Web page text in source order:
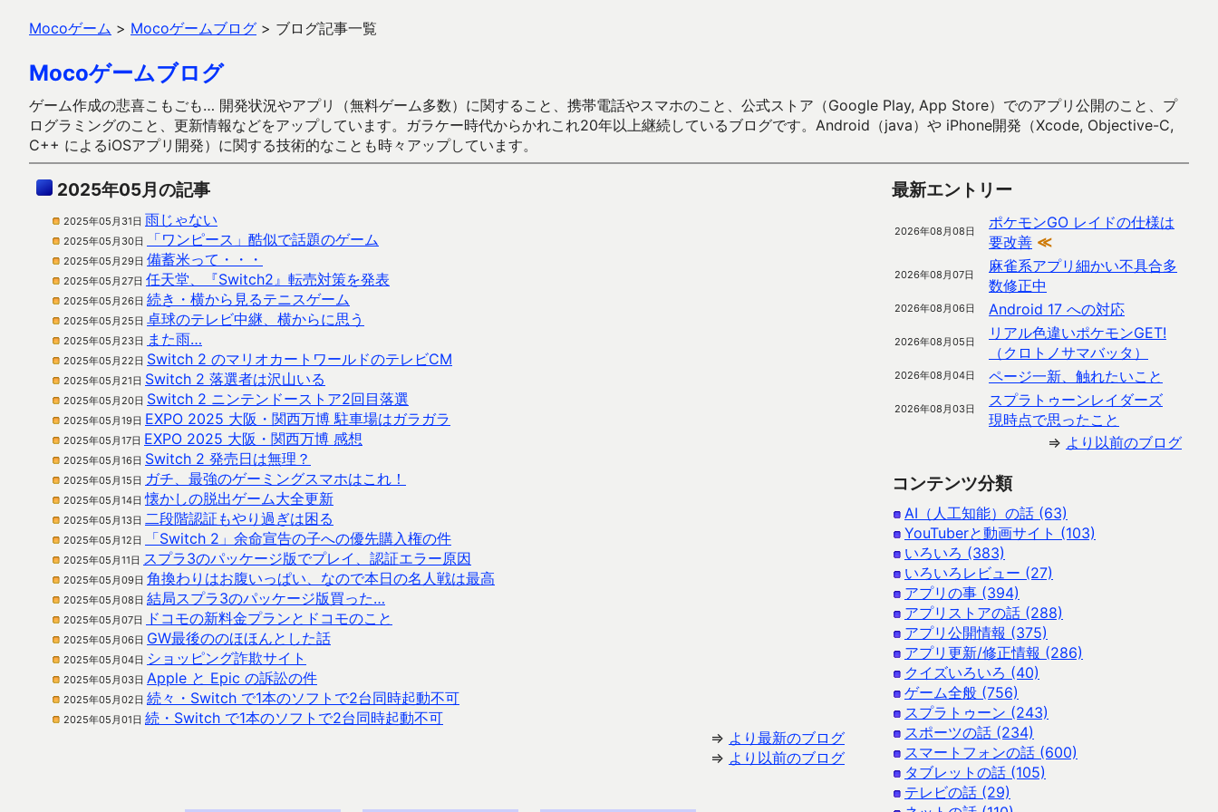
Mocoゲーム > Mocoゲームブログ > ブログ記事一覧
Mocoゲームブログ
ゲーム作成の悲喜こもごも… 開発状況やアプリ（無料ゲーム多数）に関すること、携帯電話やスマホのこと、公式ストア（Google Play, App Store）でのアプリ公開のこと、プ
ログラミングのこと、更新情報などをアップしています。ガラケー時代からかれこれ20年以上継続しているブログです。Android（java）や iPhone開発（Xcode, Objective-C,
C++ によるiOSアプリ開発）に関する技術的なことも時々アップしています。
2025年05月の記事
2025年05月31日 雨じゃない
2025年05月30日 「ワンピース」酷似で話題のゲーム
2025年05月29日 備蓄米って・・・
2025年05月27日 任天堂、『Switch2』転売対策を発表
2025年05月26日 続き・横から見るテニスゲーム
2025年05月25日 卓球のテレビ中継、横からに思う
2025年05月23日 また雨…
2025年05月22日 Switch 2 のマリオカートワールドのテレビCM
2025年05月21日 Switch 2 落選者は沢山いる
2025年05月20日 Switch 2 ニンテンドーストア2回目落選
2025年05月19日 EXPO 2025 大阪・関西万博 駐車場はガラガラ
2025年05月17日 EXPO 2025 大阪・関西万博 感想
2025年05月16日 Switch 2 発売日は無理？
2025年05月15日 ガチ、最強のゲーミングスマホはこれ！
2025年05月14日懐かしの脱出ゲーム大全更新
2025年05月13日 二段階認証もやり過ぎは困る
2025年05月12日 「Switch 2」余命宣告の子への優先購入権の件
2025年05月11日 スプラ3のパッケージ版でプレイ、認証エラー原因
2025年05月09日 角換わりはお腹いっぱい、なので本日の名人戦は最高
2025年05月08日 結局スプラ3のパッケージ版買った…
2025年05月07日 ドコモの新料金プランとドコモのこと
2025年05月06日 GW最後ののほほんとした話
2025年05月04日 ショッピング詐欺サイト
2025年05月03日 Apple と Epic の訴訟の件
2025年05月02日 続々・Switch で1本のソフトで2台同時起動不可
2025年05月01日 続・Switch で1本のソフトで2台同時起動不可
⇒ より最新のブログ
⇒ より以前のブログ
最新エントリー
2026年08月08日
ポケモンGO レイドの仕様は
要改善 ≪
2026年08月07日
麻雀系アプリ細かい不具合多
数修正中
2026年08月06日 Android 17 への対応
2026年08月05日
リアル色違いポケモンGET!
（クロトノサマバッタ）
2026年08月04日 ページ一新、触れたいこと
2026年08月03日
スプラトゥーンレイダーズ
現時点で思ったこと
⇒ より以前のブログ
コンテンツ分類
AI（人工知能）の話 (63)
YouTuberと動画サイト (103)
いろいろ (383)
いろいろレビュー (27)
アプリの事 (394)
アプリストアの話 (288)
アプリ公開情報 (375)
アプリ更新/修正情報 (286)
クイズいろいろ (40)
ゲーム全般 (756)
スプラトゥーン (243)
スポーツの話 (234)
スマートフォンの話 (600)
タブレットの話 (105)
テレビの話 (29)